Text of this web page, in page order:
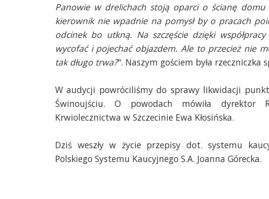
Panowie w drelichach stoją oparci o ścianę
kierownik nie wpadnie na pomysł by o pracach
odcinek bo utkną. Na szczęście dzięki
wycofać i pojechać objazdem. Ale to przecież nie
tak długo trwa?". Naszym gościem była rzeczniczka
W audycji powróciliśmy do sprawy likwidacji
Świnoujściu. O powodach mówiła dyrektor
Krwiolecznictwa w Szczecinie Ewa Kłosińska.
Dziś weszły w życie przepisy dot. systemu
Polskiego Systemu Kaucyjnego S.A. Joanna Górecka.